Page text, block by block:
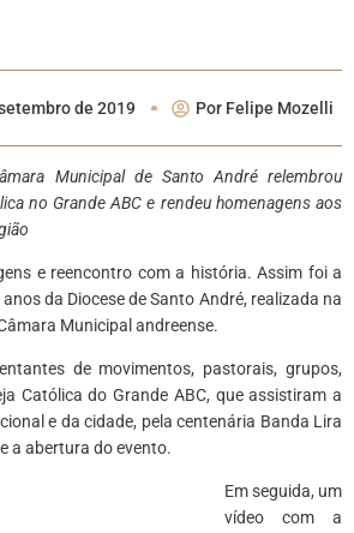
de 2019 Por Felipe Mozelli
Municipal de Santo André relembrou
no Grande ABC e rendeu homenagens aos
e reencontro com a história. Assim foi a
da Diocese de Santo André, realizada na
Municipal andreense.
de movimentos, pastorais, grupos,
Católica do Grande ABC, que assistiram a
e da cidade, pela centenária Banda Lira
a abertura do evento.
Em seguida, um
vídeo com a